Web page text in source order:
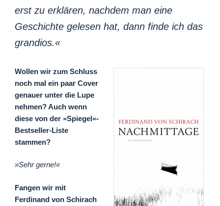
erst zu erklären, nachdem man eine
Geschichte gelesen hat, dann finde ich das
grandios.«
Wollen wir zum Schluss
noch mal ein paar Cover
genauer unter die Lupe
nehmen? Auch wenn
diese von der »Spiegel«-
Bestseller-Liste
stammen?
»Sehr gerne!«
Fangen wir mit
Ferdinand von Schirach